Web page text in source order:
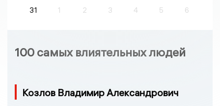
31 1 2 3 4 5 6
100 самых влиятельных людей
Козлов Владимир Александрович